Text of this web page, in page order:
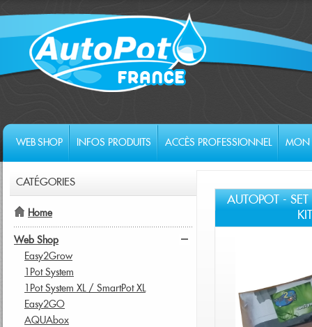
WEB SHOP INFOS PRODUITS ACCÈS PROFESSIONNEL MON
AUTOPOT -
CATÉGORIES
Home
Web Shop
Easy2Grow
1Pot System
1Pot System XL / SmartPot XL
Easy2GO
AQUAbox